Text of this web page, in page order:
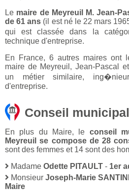
Le maire de Meyreuil M. Jean-
de 61 ans (il est né le 22 mars
qui est classée dans la
technique d'entreprise.
En France, 6 autres maires ont
maire de Meyreuil, Jean-Pascal
un métier similaire,
d'entreprise.
Conseil
En plus du Maire, le conseil
Meyreuil se compose de 28
sont des femmes et 14 sont des
Madame Odette PITAULT - 1er
Monsieur Joseph-Marie SANTINI
Maire